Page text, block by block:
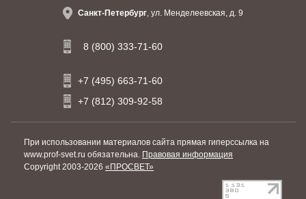
Санкт-Петербург, ул. Менделеевская, д. 9
8 (800) 333-71-60
+7 (495) 663-71-60
+7 (812) 309-92-58
При использовании материалов сайта прямая гиперссылка на
www.prof-svet.ru обязательна. Правовая информация
Copyright 2003-2026 «ПРОСВЕТ»